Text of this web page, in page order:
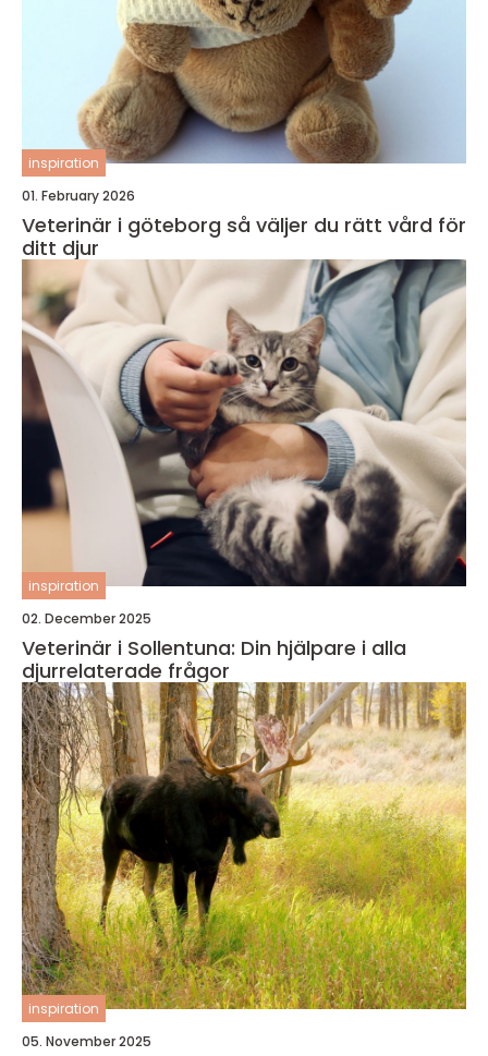
inspiration
01. February 2026
Veterinär i göteborg så väljer du rätt vård för
ditt djur
inspiration
02. December 2025
Veterinär i Sollentuna: Din hjälpare i alla
djurrelaterade frågor
inspiration
05. November 2025